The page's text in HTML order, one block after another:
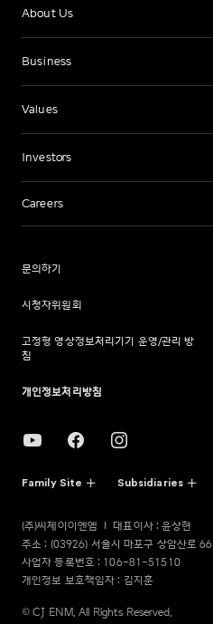
About Us
Business
Values
Investors
Careers
문의하기
시청자위원회
고정형 영상정보처리기기 운영/관리 방
침
개인정보처리방침
Family Site Subsidiaries
(주)씨제이이엔엠
대표이사 : 윤상현
주소 : (03926) 서울시 마포구 상암산로 66
사업자 등록번호 : 106-81-51510
개인정보 보호책임자 : 김지훈
© CJ ENM. All Rights Reserved.